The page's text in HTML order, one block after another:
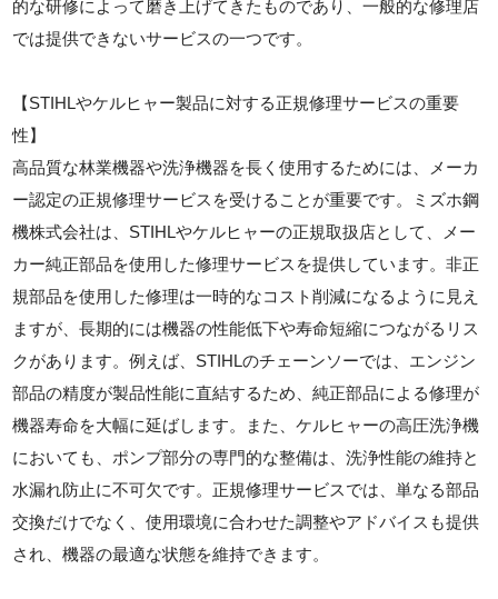
的な研修によって磨き上げてきたものであり、一般的な修理店
では提供できないサービスの一つです。
【STIHLやケルヒャー製品に対する正規修理サービスの重要
性】
高品質な林業機器や洗浄機器を長く使用するためには、メーカ
ー認定の正規修理サービスを受けることが重要です。ミズホ鋼
機株式会社は、STIHLやケルヒャーの正規取扱店として、メー
カー純正部品を使用した修理サービスを提供しています。非正
規部品を使用した修理は一時的なコスト削減になるように見え
ますが、長期的には機器の性能低下や寿命短縮につながるリス
クがあります。例えば、STIHLのチェーンソーでは、エンジン
部品の精度が製品性能に直結するため、純正部品による修理が
機器寿命を大幅に延ばします。また、ケルヒャーの高圧洗浄機
においても、ポンプ部分の専門的な整備は、洗浄性能の維持と
水漏れ防止に不可欠です。正規修理サービスでは、単なる部品
交換だけでなく、使用環境に合わせた調整やアドバイスも提供
され、機器の最適な状態を維持できます。